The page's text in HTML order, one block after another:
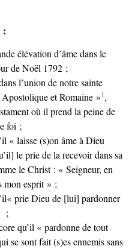
:
élévation d’âme dans le
de Noël 1792 ;
l’union de notre sainte
et Romaine »1,
où il prend la peine de
foi ;
« laisse (s)on âme à Dieu
le prie de la recevoir dans sa
le Christ : « Seigneur, en
mon esprit » ;
prie Dieu de [lui] pardonner
;
qu’il « pardonne de tout
se sont fait (s)es ennemis sans